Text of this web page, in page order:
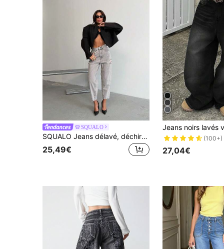
SQUALO
SQUALO Jeans délavé, déchiré et avec effet délavé pour femmes, style de rue
25,49€
(100+)
27,04€